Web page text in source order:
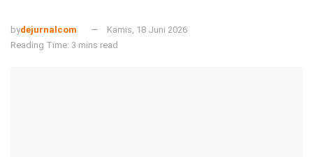
bydejurnalcom
Kamis, 18 Juni 2026
Reading Time: 3 mins read